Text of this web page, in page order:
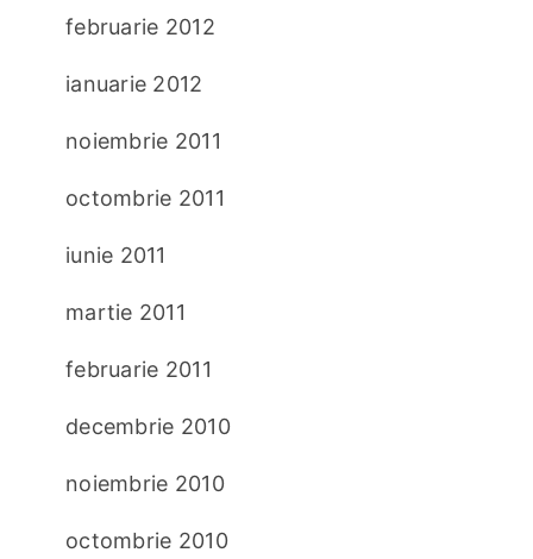
februarie 2012
ianuarie 2012
noiembrie 2011
octombrie 2011
iunie 2011
martie 2011
februarie 2011
decembrie 2010
noiembrie 2010
octombrie 2010